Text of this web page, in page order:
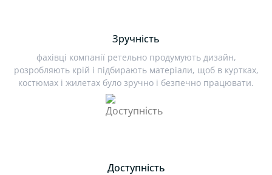
Зручність
фахівці компанії ретельно продумують дизайн,
розробляють крій і підбирають матеріали, щоб в куртках,
костюмах і жилетах було зручно і безпечно працювати.
Доступність